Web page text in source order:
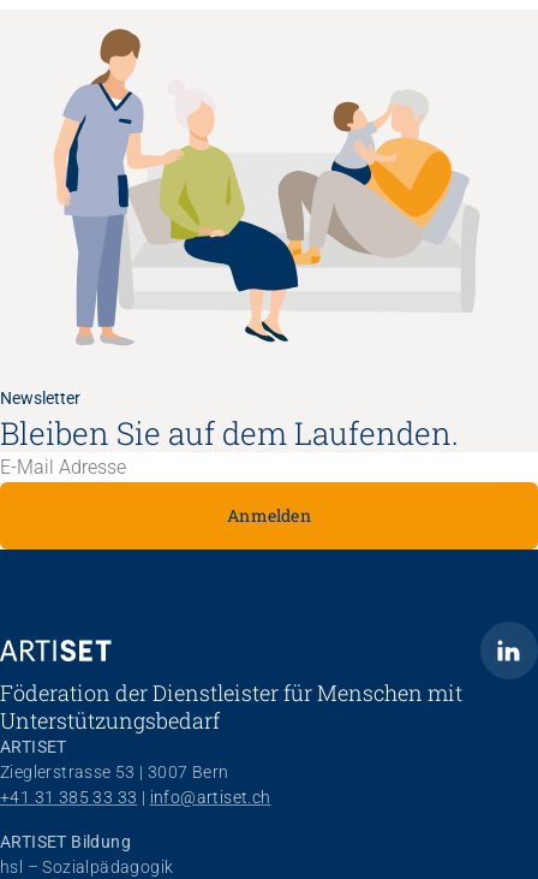
Newsletter
Bleiben Sie auf dem Laufenden.
Anmelden
ARTISET
Föderation der Dienstleister für Menschen mit
Unterstützungsbedarf
ARTISET
Zieglerstrasse 53 | 3007 Bern
+41 31 385 33 33 | info@artiset.ch
ARTISET Bildung
hsl – Sozialpädagogik